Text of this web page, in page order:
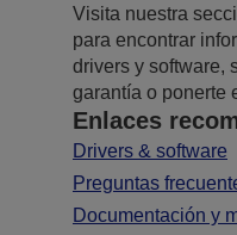
Visita nuestra
para encontrar
drivers y software,
garantía o ponerte
Enlaces
Drivers & software
Preguntas
Documentación y